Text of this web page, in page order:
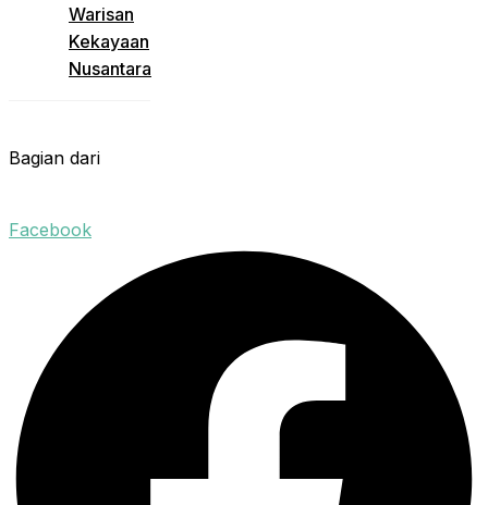
Warisan
Kekayaan
Nusantara
Bagian dari
Facebook